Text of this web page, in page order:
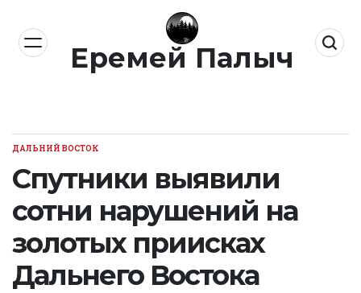
содержимомуЕремей Палыч
ОПУБЛИКОВАНО
ДАЛЬНИЙ ВОСТОК
Спутники выявили
сотни нарушений на
золотых приисках
Дальнего Востока